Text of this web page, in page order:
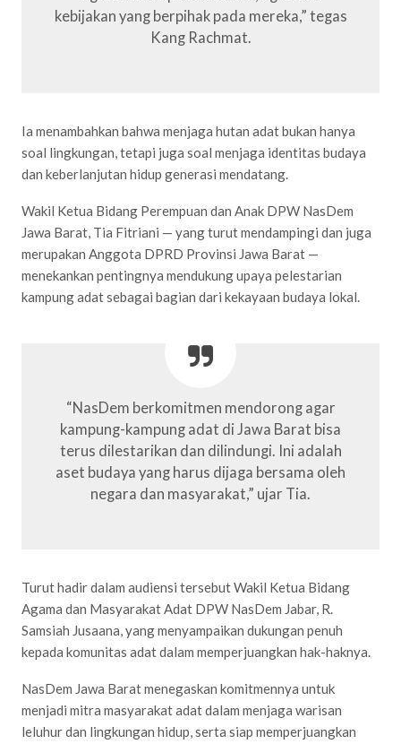
kebijakan yang berpihak pada mereka,” tegas
Kang Rachmat.
Ia menambahkan bahwa menjaga hutan adat bukan hanya
soal lingkungan, tetapi juga soal menjaga identitas budaya
dan keberlanjutan hidup generasi mendatang.
Wakil Ketua Bidang Perempuan dan Anak DPW NasDem
Jawa Barat, Tia Fitriani — yang turut mendampingi dan juga
merupakan Anggota DPRD Provinsi Jawa Barat —
menekankan pentingnya mendukung upaya pelestarian
kampung adat sebagai bagian dari kekayaan budaya lokal.
“NasDem berkomitmen mendorong agar
kampung-kampung adat di Jawa Barat bisa
terus dilestarikan dan dilindungi. Ini adalah
aset budaya yang harus dijaga bersama oleh
negara dan masyarakat,” ujar Tia.
Turut hadir dalam audiensi tersebut Wakil Ketua Bidang
Agama dan Masyarakat Adat DPW NasDem Jabar, R.
Samsiah Jusaana, yang menyampaikan dukungan penuh
kepada komunitas adat dalam memperjuangkan hak-haknya.
NasDem Jawa Barat menegaskan komitmennya untuk
menjadi mitra masyarakat adat dalam menjaga warisan
leluhur dan lingkungan hidup, serta siap memperjuangkan